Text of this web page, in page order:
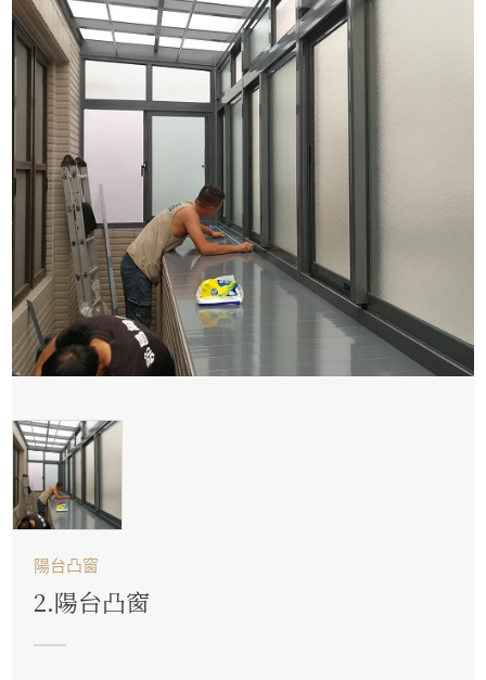
陽台凸窗
2.陽台凸窗